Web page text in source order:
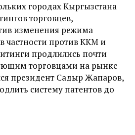
городах Кыргызстана
торговцев,
изменения режима
частности против ККМ и
продлились почти
торговцами на рынке
президент Садыр Жапаров,
систему патентов до